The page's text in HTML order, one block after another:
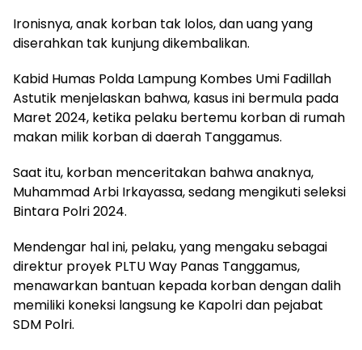
Ironisnya, anak korban tak lolos, dan uang yang
diserahkan tak kunjung dikembalikan.
Kabid Humas Polda Lampung Kombes Umi Fadillah
Astutik menjelaskan bahwa, kasus ini bermula pada
Maret 2024, ketika pelaku bertemu korban di rumah
makan milik korban di daerah Tanggamus.
Saat itu, korban menceritakan bahwa anaknya,
Muhammad Arbi Irkayassa, sedang mengikuti seleksi
Bintara Polri 2024.
Mendengar hal ini, pelaku, yang mengaku sebagai
direktur proyek PLTU Way Panas Tanggamus,
menawarkan bantuan kepada korban dengan dalih
memiliki koneksi langsung ke Kapolri dan pejabat
SDM Polri.